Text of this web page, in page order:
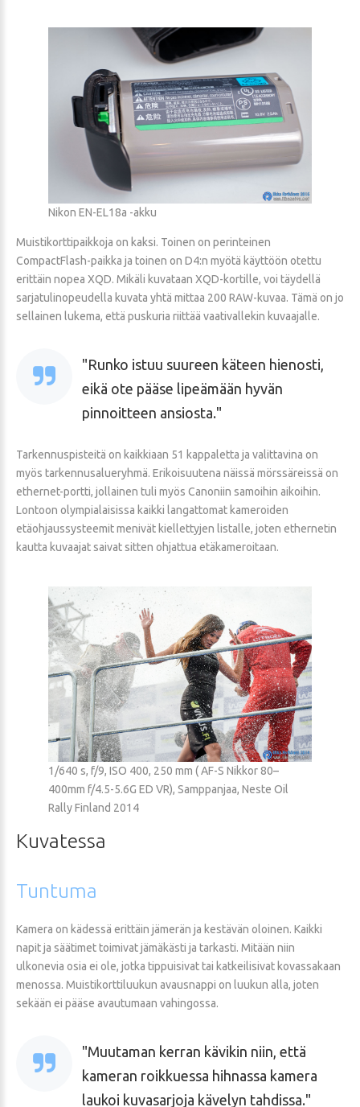
Nikon EN-EL18a -akku
Muistikorttipaikkoja on kaksi. Toinen on perinteinen
CompactFlash-paikka ja toinen on D4:n myötä käyttöön otettu
erittäin nopea XQD. Mikäli kuvataan XQD-kortille, voi täydellä
sarjatulinopeudella kuvata yhtä mittaa 200 RAW-kuvaa. Tämä on jo
sellainen lukema, että puskuria riittää vaativallekin kuvaajalle.
Runko istuu suureen käteen hienosti,
eikä ote pääse lipeämään hyvän
pinnoitteen ansiosta.
Tarkennuspisteitä on kaikkiaan 51 kappaletta ja valittavina on
myös tarkennusalueryhmä. Erikoisuutena näissä mörssäreissä on
ethernet-portti, jollainen tuli myös Canoniin samoihin aikoihin.
Lontoon olympialaisissa kaikki langattomat kameroiden
etäohjaussysteemit menivät kiellettyjen listalle, joten ethernetin
kautta kuvaajat saivat sitten ohjattua etäkameroitaan.
1/640 s, f/9, ISO 400, 250 mm ( AF-S Nikkor 80–
400mm f/4.5-5.6G ED VR), Samppanjaa, Neste Oil
Rally Finland 2014
Kuvatessa
Tuntuma
Kamera on kädessä erittäin jämerän ja kestävän oloinen. Kaikki
napit ja säätimet toimivat jämäkästi ja tarkasti. Mitään niin
ulkonevia osia ei ole, jotka tippuisivat tai katkeilisivat kovassakaan
menossa. Muistikorttiluukun avausnappi on luukun alla, joten
sekään ei pääse avautumaan vahingossa.
Muutaman kerran kävikin niin, että
kameran roikkuessa hihnassa kamera
laukoi kuvasarjoja kävelyn tahdissa.